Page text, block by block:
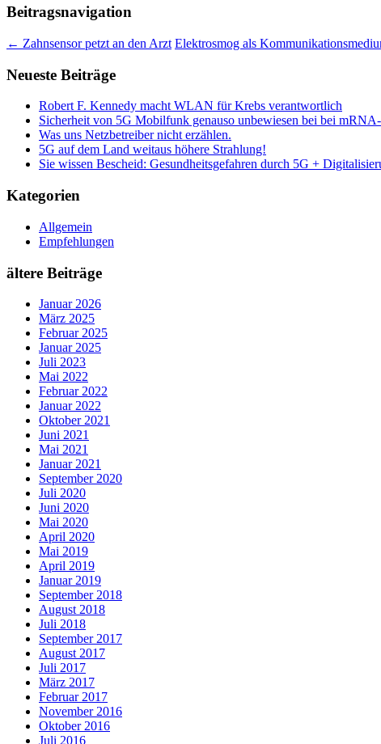
Beitragsnavigation
← Zahnsensor petzt an den Arzt Elektrosmog als
Neueste Beiträge
Robert F. Kennedy macht WLAN für Krebs verantwortlich
Sicherheit von 5G Mobilfunk genauso unbewiesen bei bei mRNA-
Was uns Netzbetreiber nicht erzählen.
5G auf dem Land weitaus höhere Strahlung!
Sie wissen Bescheid: Gesundheitsgefahren durch 5G +
Kategorien
Allgemein
Empfehlungen
ältere Beiträge
Januar 2026
März 2025
Februar 2025
Januar 2025
Juli 2023
Mai 2022
Februar 2022
Januar 2022
Oktober 2021
Juni 2021
Mai 2021
Januar 2021
September 2020
Juli 2020
Juni 2020
Mai 2020
April 2020
Mai 2019
April 2019
Januar 2019
September 2018
August 2018
Juli 2018
September 2017
August 2017
Juli 2017
März 2017
Februar 2017
November 2016
Oktober 2016
Juli 2016